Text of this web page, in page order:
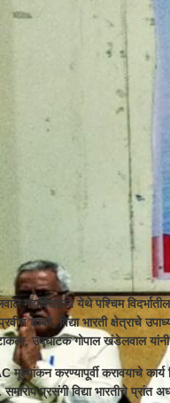
महाविद्यालय येथे पश्चिम
डाबरे, विद्या भारती क्षेत्राचे
उद्घाटक गोपाल खंडेलवाल
मूल्यांकन करण्यापूर्वी करावयाचे
समारोप प्रसंगी विद्या भारतीचे